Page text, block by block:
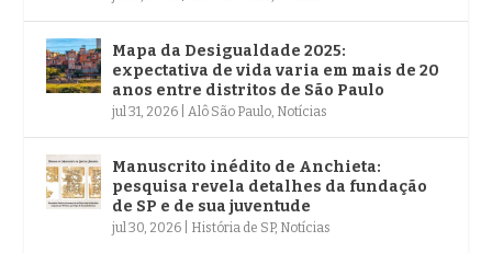
Mapa da Desigualdade 2025:
expectativa de vida varia em mais de 20
anos entre distritos de São Paulo
jul 31, 2026 Alô São Paulo Notícias
Manuscrito inédito de Anchieta:
pesquisa revela detalhes da fundação
de SP e de sua juventude
jul 30, 2026 História de SP, Notícias